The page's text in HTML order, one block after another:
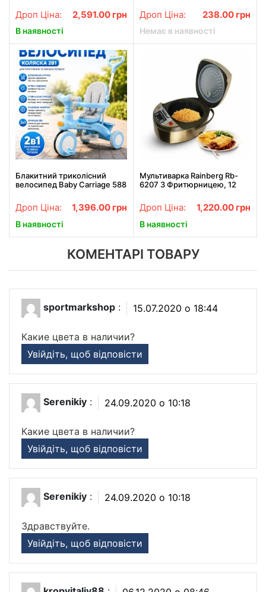
центр 360° з регулюванням
висоти та світловими
ефектами Зелений
Дроп Ціна: 2,591.00 грн
В наявності
Quite Light Snail з точилкою
Синя
Дроп Ціна: 238.00 грн
Немає в наявності
Блакитний триколісний
велосипед Baby Carriage 588
ручкою та кошиком /
Велосипед-коляска
Дроп Ціна: 1,396.00 грн
В наявності
Мультиварка Rainberg Rb-
6207 З Фритюрницею, 12
Дроп Ціна: 1,220.00 грн
В наявності
КОМЕНТАРІ ТОВАРУ
sportmarkshop : 15.07.2020 о 18:44
Какие цвета в наличии?
Увійдіть, щоб відповісти
Serenikiy : 24.09.2020 о 10:18
Какие цвета в наличии?
Увійдіть, щоб відповісти
Serenikiy : 24.09.2020 о 10:18
Здравствуйте.
Увійдіть, щоб відповісти